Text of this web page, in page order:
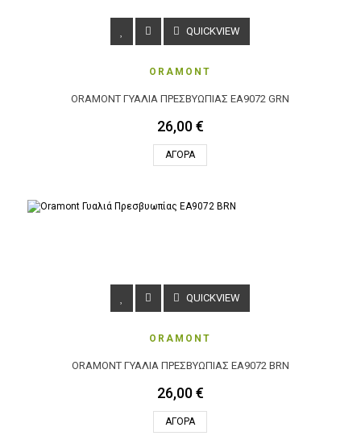
QUICKVIEW
ORAMONT
ORAMONT ΓΥΑΛΙΆ ΠΡΕΣΒΥΩΠΊΑΣ EA9072 GRN
26,00 €
ΑΓΟΡΆ
QUICKVIEW
ORAMONT
ORAMONT ΓΥΑΛΙΆ ΠΡΕΣΒΥΩΠΊΑΣ EA9072 BRN
26,00 €
ΑΓΟΡΆ